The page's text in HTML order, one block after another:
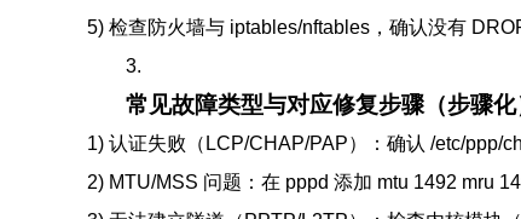
5) 检查防火墙与 iptables/nftables，确认没有
3.
常见故障类型与对应修复步骤（步骤化
1) 认证失败（LCP/CHAP/PAP）：确认 /etc/ppp/
2) MTU/MSS 问题：在 pppd 添加 mtu 1492 mru